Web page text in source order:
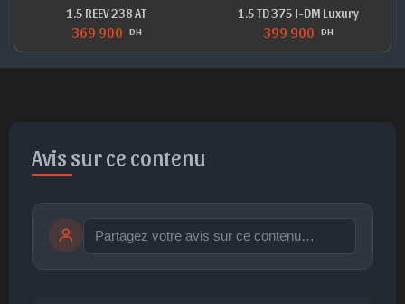
1.5 REEV 238 AT
369 900 DH
1.5 TD 375 I-DM Luxury
399 900 DH
Avis sur ce contenu
publication immédiate Publier